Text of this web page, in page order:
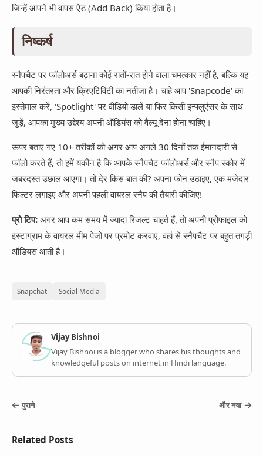
जिन्हें आपने भी वापस ऐड (Add Back) किया होता है।
निष्कर्ष
स्नैपचैट पर फॉलोअर्स बढ़ाना कोई रातों-रात होने वाला चमत्कार नहीं है, बल्कि यह
आपकी निरंतरता और क्रिएटिविटी का नतीजा है। चाहे आप 'Snapcode' का
इस्तेमाल करें, 'Spotlight' पर वीडियो डालें या फिर किसी इन्फ्लुएंसर के साथ
जुड़ें, आपका मुख्य उद्देश्य अपनी ऑडियंस को वैल्यू देना होना चाहिए।
ऊपर बताए गए 10+ तरीकों को अगर आप अगले 30 दिनों तक ईमानदारी से
फॉलो करते हैं, तो हमें यकीन है कि आपके स्नैपचैट फॉलोअर्स और स्नैप स्कोर में
जबरदस्त उछाल आएगा। तो देर किस बात की? अपना फोन उठाइए, एक मजेदार
फिल्टर लगाइए और अपनी पहली वायरल स्नैप की तैयारी कीजिए!
प्रो टिप:अगर आप कम समय में ज्यादा रिजल्ट चाहते हैं, तो अपनी प्रोफाइल को
इंस्टाग्राम के वायरल मीम पेजों पर प्रमोट करवाएं, वहां से स्नैपचैट पर बहुत तगड़ी
ऑडियंस आती है।
Snapchat Social Media
Vijay Bishnoi
Vijay Bishnoi is a blogger who shares his thoughts and
knowledgeful posts on internet in Hindi language.
पुराने और नया
Related Posts